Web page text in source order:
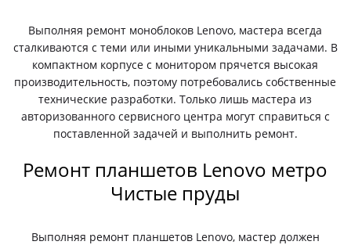
Выполняя ремонт моноблоков Lenovo, мастера всегда
сталкиваются с теми или иными уникальными задачами. В
компактном корпусе с монитором прячется высокая
производительность, поэтому потребовались собственные
технические разработки. Только лишь мастера из
авторизованного сервисного центра могут справиться с
поставленной задачей и выполнить ремонт.
Ремонт планшетов Lenovo метро
Чистые пруды
Выполняя ремонт планшетов Lenovo, мастер должен